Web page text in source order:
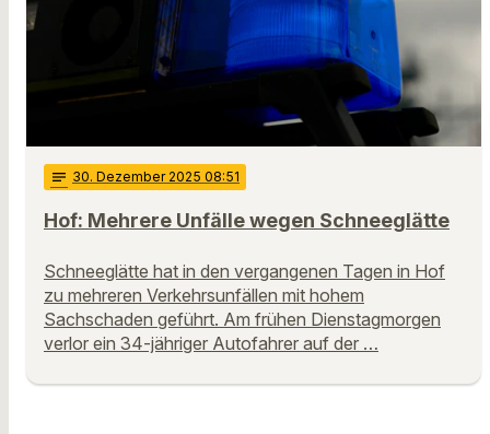
notes 30. Dezember 2025 08:51
Hof: Mehrere Unfälle wegen Schneeglätte
Schneeglätte hat in den vergangenen Tagen in Hof
zu mehreren Verkehrsunfällen mit hohem
Sachschaden geführt. Am frühen Dienstagmorgen
verlor ein 34-jähriger Autofahrer auf der …